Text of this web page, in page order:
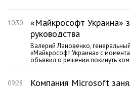
10:30
«Майкрософт Украина»
руководства
Валерий Лановенко,
«Майкрософт Украина» с
объявил о решении покинуть
09:28 Компания Microsoft